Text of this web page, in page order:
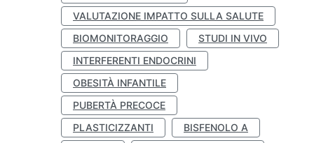
VALUTAZIONE IMPATTO SULLA SALUTE
BIOMONITORAGGIO
STUDI IN VIVO
INTERFERENTI ENDOCRINI
OBESITÀ INFANTILE
PUBERTÀ PRECOCE
PLASTICIZZANTI
BISFENOLO A